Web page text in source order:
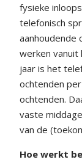
fysieke
telefonisch
aanhoudende
werken vanuit
jaar is het
ochtenden
ochtenden.
vaste
van de
Hoe werkt